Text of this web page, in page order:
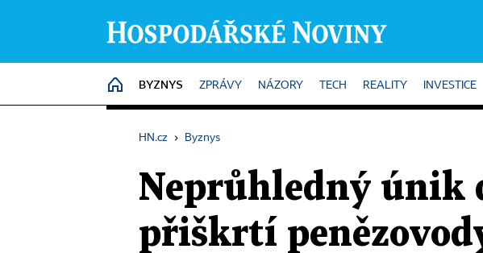
HOME
BYZNYS ZPRÁVY NÁZORY TECH REALITY INVESTICE
HN.cz › Byznys
Neprůhledný únik
přiškrtí